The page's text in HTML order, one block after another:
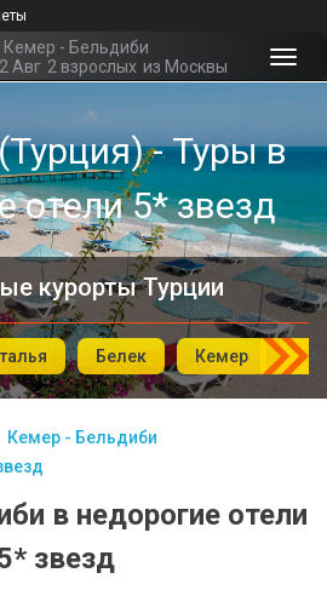
Кемер - Бельдиби
Авг 2 взрослых из Москвы
- Туры в
отели 5* звезд
курорты Турции
Белек Кемер
Кемер - Бельдиби
в недорогие отели
звезд